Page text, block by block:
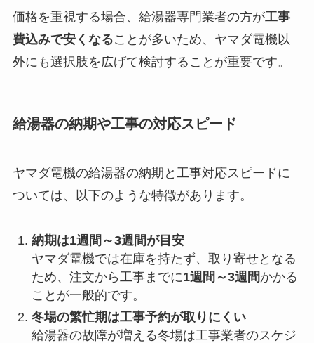
価格を重視する場合、給湯器専門業者の方が工事
費込みで安くなることが多いため、ヤマダ電機以
外にも選択肢を広げて検討することが重要です。
給湯器の納期や工事の対応スピード
ヤマダ電機の給湯器の納期と工事対応スピードに
ついては、以下のような特徴があります。
納期は1週間～3週間が目安
ヤマダ電機では在庫を持たず、取り寄せとなる
ため、注文から工事までに1週間～3週間かかる
ことが一般的です。
冬場の繁忙期は工事予約が取りにくい
給湯器の故障が増える冬場は工事業者のスケジ